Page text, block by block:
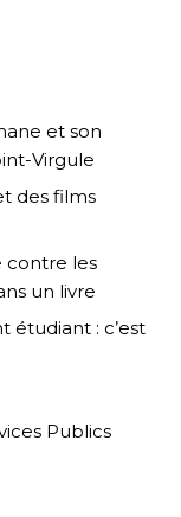
et son
Virgule
des films
contre les
un livre
étudiant : c’est
Publics